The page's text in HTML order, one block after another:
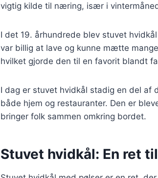
vigtig kilde til næring, især i
I det 19. århundrede blev stuvet
var billig at lave og kunne mætte
hvilket gjorde den til en favorit blandt
I dag er stuvet hvidkål stadig en del af
både hjem og restauranter. Den er
bringer folk sammen omkring bordet.
Stuvet hvidkål: En ret